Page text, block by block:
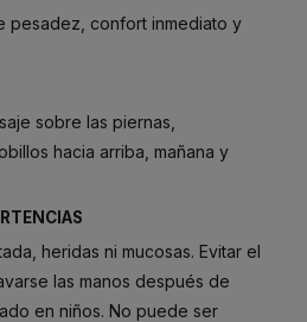
pesadez, confort inmediato y
sobre las piernas,
hacia arriba, mañana y
heridas ni mucosas. Evitar el
las manos después de
en niños. No puede ser